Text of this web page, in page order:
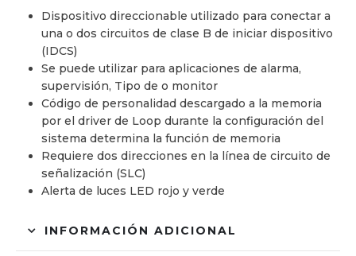
Dispositivo direccionable utilizado para conectar a
una o dos circuitos de clase B de iniciar dispositivo
(IDCS)
Se puede utilizar para aplicaciones de alarma,
supervisión, Tipo de o monitor
Código de personalidad descargado a la memoria
por el driver de Loop durante la configuración del
sistema determina la función de memoria
Requiere dos direcciones en la línea de circuito de
señalización (SLC)
Alerta de luces LED rojo y verde
INFORMACIÓN ADICIONAL